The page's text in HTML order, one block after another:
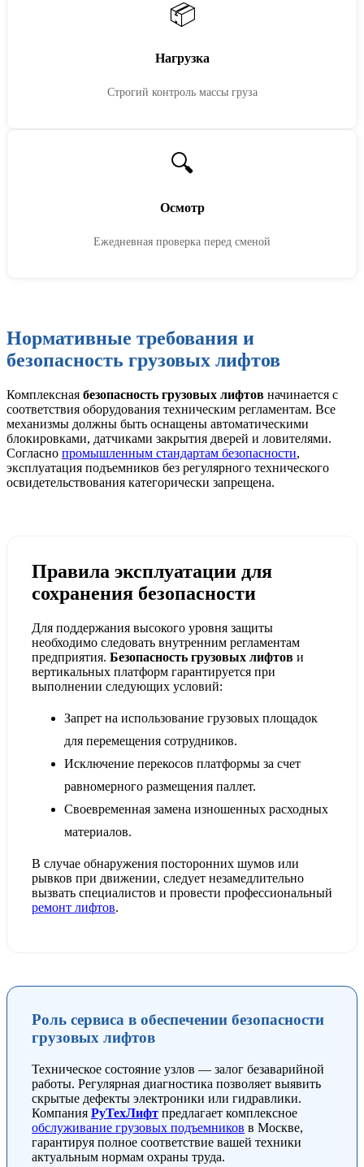
📦
Нагрузка
Строгий контроль массы груза
🔍
Осмотр
Ежедневная проверка перед сменой
Нормативные требования и
безопасность грузовых лифтов
Комплексная безопасность грузовых лифтов начинается с
соответствия оборудования техническим регламентам. Все
механизмы должны быть оснащены автоматическими
блокировками, датчиками закрытия дверей и ловителями.
Согласно промышленным стандартам безопасности,
эксплуатация подъемников без регулярного технического
освидетельствования категорически запрещена.
Правила эксплуатации для
сохранения безопасности
Для поддержания высокого уровня защиты
необходимо следовать внутренним регламентам
предприятия. Безопасность грузовых лифтов и
вертикальных платформ гарантируется при
выполнении следующих условий:
Запрет на использование грузовых площадок
для перемещения сотрудников.
Исключение перекосов платформы за счет
равномерного размещения паллет.
Своевременная замена изношенных расходных
материалов.
В случае обнаружения посторонних шумов или
рывков при движении, следует незамедлительно
вызвать специалистов и провести профессиональный
ремонт лифтов.
Роль сервиса в обеспечении безопасности
грузовых лифтов
Техническое состояние узлов — залог безаварийной
работы. Регулярная диагностика позволяет выявить
скрытые дефекты электроники или гидравлики.
Компания РуТехЛифт предлагает комплексное
обслуживание грузовых подъемников в Москве,
гарантируя полное соответствие вашей техники
актуальным нормам охраны труда.